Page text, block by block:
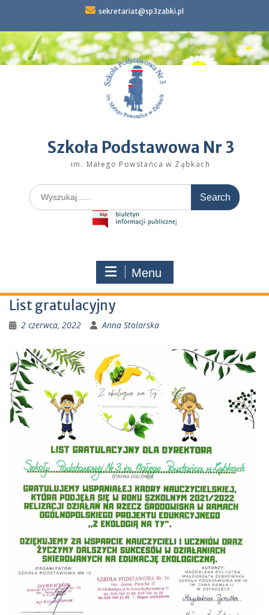
content
sekretariat@sp3zabki.pl
Szkoła Podstawowa Nr 3
im. Małego Powstańca w Ząbkach
Search
for:
Menu
List gratulacyjny
2 czerwca, 2022 Anna Stolarska